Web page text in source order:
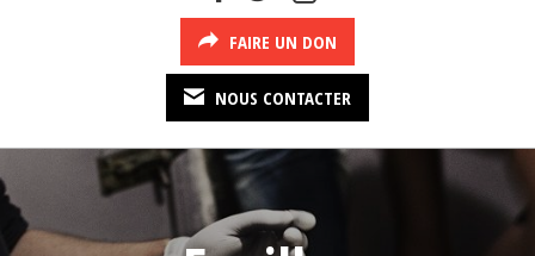
FAIRE UN DON
NOUS CONTACTER